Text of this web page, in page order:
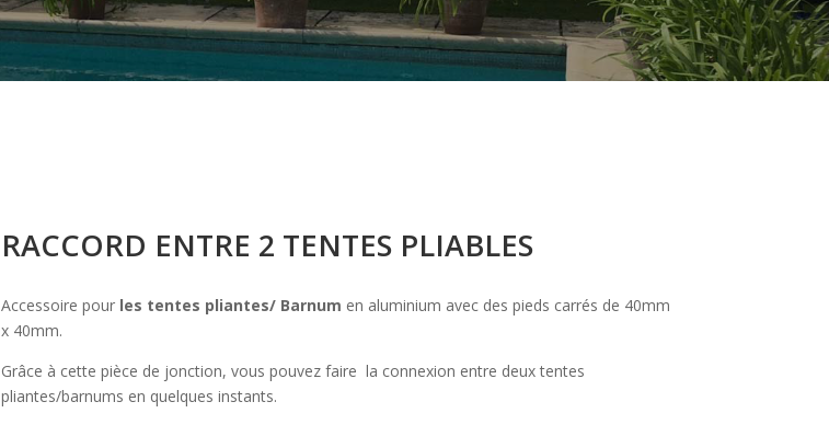
RACCORD ENTRE 2 TENTES PLIABLES
Accessoire pour les tentes pliantes/ Barnum en aluminium avec des pieds carrés de 40mm
x 40mm.
Grâce à cette pièce de jonction, vous pouvez faire la connexion entre deux tentes
pliantes/barnums en quelques instants.